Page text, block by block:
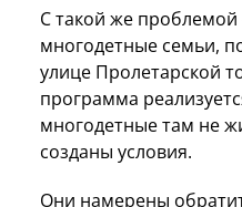
С такой же проблемой
многодетные семьи,
улице Пролетарской
программа
многодетные там не
созданы условия.
Они намерены